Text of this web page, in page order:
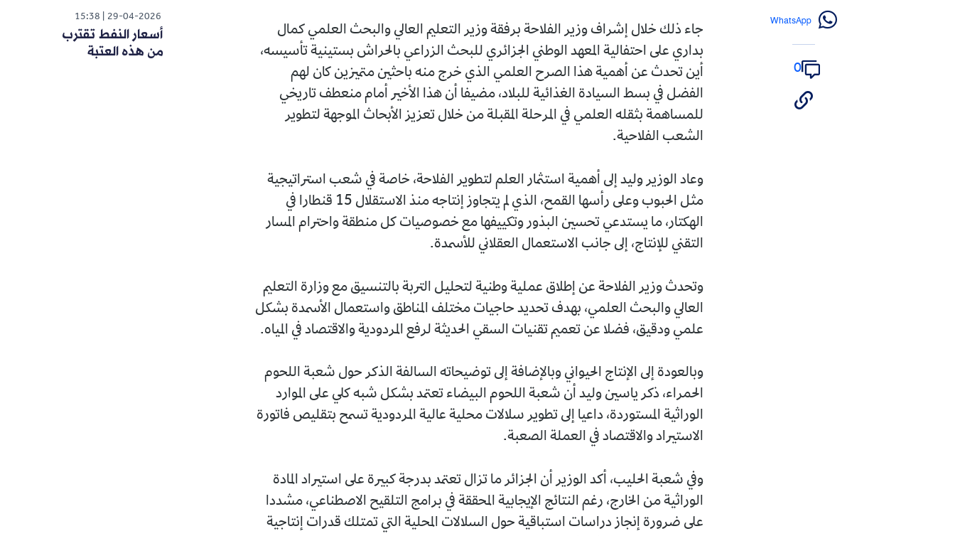
جاء ذلك خلال إشراف وزير الفلاحة برفقة وزير التعليم العالي والبحث العلمي كمال
بداري على احتفالية المعهد الوطني الجزائري للبحث الزراعي بالحراش بستينية تأسيسه،
أين تحدث عن أهمية هذا الصرح العلمي الذي خرج منه باحثين متميزين كان لهم
الفضل في بسط السيادة الغذائية للبلاد، مضيفا أن هذا الأخير أمام منعطف تاريخي
للمساهمة بثقله العلمي في المرحلة المقبلة من خلال تعزيز الأبحاث الموجهة لتطوير
الشعب الفلاحية.
وعاد الوزير وليد إلى أهمية استثمار العلم لتطوير الفلاحة، خاصة في شعب استراتيجية
مثل الحبوب وعلى رأسها القمح، الذي لم يتجاوز إنتاجه منذ الاستقلال 15 قنطارا في
الهكتار، ما يستدعي تحسين البذور وتكييفها مع خصوصيات كل منطقة واحترام المسار
التقني للإنتاج، إلى جانب الاستعمال العقلاني للأسمدة.
وتحدث وزير الفلاحة عن إطلاق عملية وطنية لتحليل التربة بالتنسيق مع وزارة التعليم
العالي والبحث العلمي، بهدف تحديد حاجيات مختلف المناطق واستعمال الأسمدة بشكل
علمي ودقيق، فضلا عن تعميم تقنيات السقي الحديثة لرفع المردودية والاقتصاد في المياه.
وبالعودة إلى الإنتاج الحيواني وبالإضافة إلى توضيحاته السالفة الذكر حول شعبة اللحوم
الحمراء، ذكر ياسين وليد أن شعبة اللحوم البيضاء تعتمد بشكل شبه كلي على الموارد
الوراثية المستوردة، داعيا إلى تطوير سلالات محلية عالية المردودية تسمح بتقليص فاتورة
الاستيراد والاقتصاد في العملة الصعبة.
وفي شعبة الحليب، أكد الوزير أن الجزائر ما تزال تعتمد بدرجة كبيرة على استيراد المادة
الوراثية من الخارج، رغم النتائج الإيجابية المحققة في برامج التلقيح الاصطناعي، مشددا
على ضرورة إنجاز دراسات استباقية حول السلالات المحلية التي تمتلك قدرات إنتاجية
WhatsApp
0
29-04-2026
15:38
أسعار النفط تقترب
من هذه العتبة